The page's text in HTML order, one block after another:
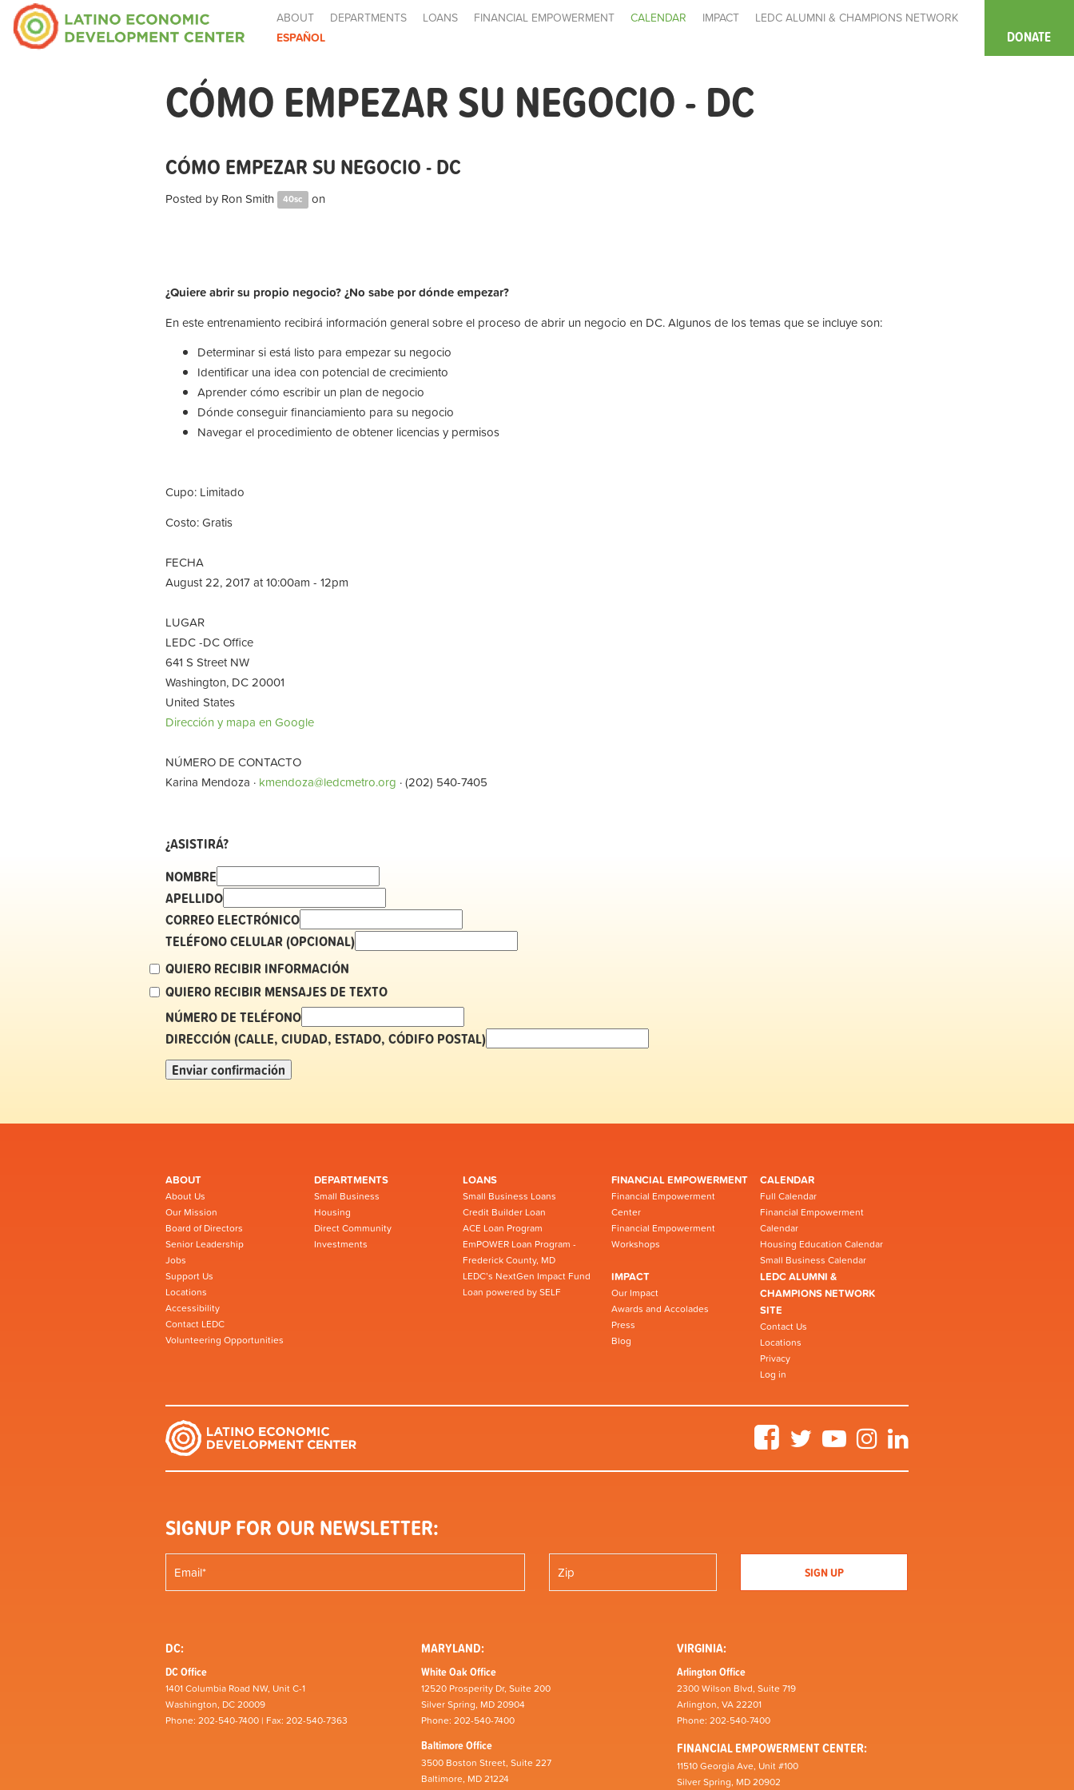
ABOUT DEPARTMENTS LOANS FINANCIAL EMPOWERMENT CALENDAR IMPACT
LEDC ALUMNI & CHAMPIONS NETWORK
ESPAÑOL
DONATE
CÓMO EMPEZAR SU NEGOCIO - DC
CÓMO EMPEZAR SU NEGOCIO - DC
Posted by Ron Smith 40sc on
¿Quiere abrir su propio negocio? ¿No sabe por dónde empezar?
En este entrenamiento recibirá información general sobre el proceso de abrir un negocio en DC. Algunos de los temas que se incluye son:
Determinar si está listo para empezar su negocio
Identificar una idea con potencial de crecimiento
Aprender cómo escribir un plan de negocio
Dónde conseguir financiamiento para su negocio
Navegar el procedimiento de obtener licencias y permisos
Cupo: Limitado
Costo: Gratis
FECHA
August 22, 2017 at 10:00am - 12pm
LUGAR
LEDC -DC Office
641 S Street NW
Washington, DC 20001
United States
Dirección y mapa en Google
NÚMERO DE CONTACTO
Karina Mendoza · kmendoza@ledcmetro.org · (202) 540-7405
¿ASISTIRÁ?
NOMBRE
APELLIDO
CORREO ELECTRÓNICO
TELÉFONO CELULAR (OPCIONAL)
QUIERO RECIBIR INFORMACIÓN
QUIERO RECIBIR MENSAJES DE TEXTO
NÚMERO DE TELÉFONO
DIRECCIÓN (CALLE, CIUDAD, ESTADO, CÓDIFO POSTAL)
ABOUT
About Us
Our Mission
Board of Directors
Senior Leadership
Jobs
Support Us
Locations
Accessibility
Contact LEDC
Volunteering Opportunities
DEPARTMENTS
Small Business
Housing
Direct Community
Investments
LOANS
Small Business Loans
Credit Builder Loan
ACE Loan Program
EmPOWER Loan Program -
Frederick County, MD
LEDC’s NextGen Impact Fund
Loan powered by SELF
FINANCIAL EMPOWERMENT
Financial Empowerment
Center
Financial Empowerment
Workshops
CALENDAR
Full Calendar
Financial Empowerment
Calendar
Housing Education Calendar
Small Business Calendar
IMPACT
Our Impact
Awards and Accolades
Press
Blog
LEDC ALUMNI &
CHAMPIONS NETWORK
SITE
Contact Us
Locations
Privacy
Log in
FacebookTwitter YouTubeInstagram
SIGNUP FOR OUR NEWSLETTER:
DC:
DC Office
1401 Columbia Road NW, Unit C-1
Washington, DC 20009
Phone: 202-540-7400 | Fax: 202-540-7363
MARYLAND:
White Oak Office
12520 Prosperity Dr, Suite 200
Silver Spring, MD 20904
Phone: 202-540-7400
Baltimore Office
3500 Boston Street, Suite 227
Baltimore, MD 21224
VIRGINIA:
Arlington Office
2300 Wilson Blvd, Suite 719
Arlington, VA 22201
Phone: 202-540-7400
FINANCIAL EMPOWERMENT CENTER:
11510 Georgia Ave, Unit #100
Silver Spring, MD 20902